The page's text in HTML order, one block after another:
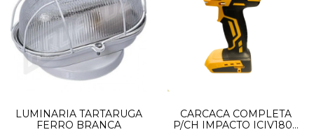
LUMINARIA TARTARUGA
FERRO BRANCA
CARCACA COMPLETA
P/CH IMPACTO ICIV1807